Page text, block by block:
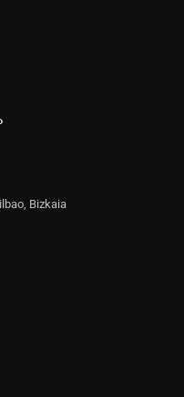
Bizkaia